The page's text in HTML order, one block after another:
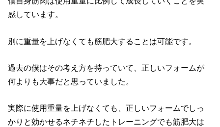
感しています。
別に重量を上げなくても筋肥大することは可能です。
過去の僕はその考え方を持っていて、正しいフォームが
何よりも大事だと思っていました。
実際に使用重量を上げなくても、正しいフォームでしっ
かりと効かせるネチネチしたトレーニングでも筋肥大は